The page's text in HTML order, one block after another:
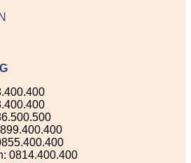
0814.400.400